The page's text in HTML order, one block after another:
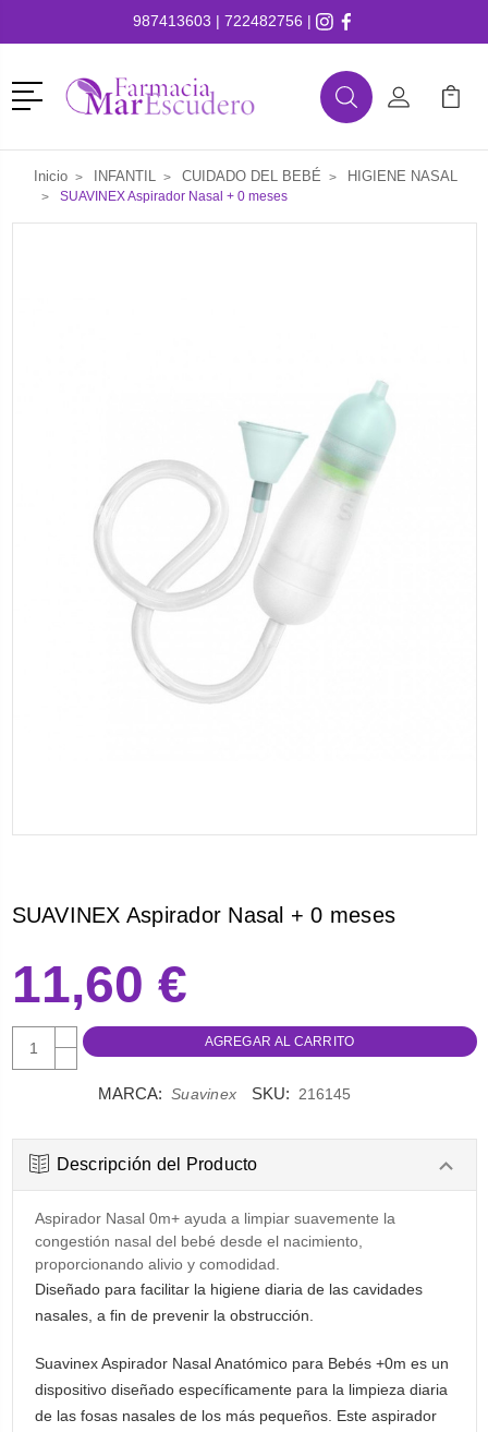
987413603 | 722482756 |
Menú
BuscarMi Cuenta
Mi
Inicio INFANTIL CUIDADO DEL BEBÉ HIGIENE NASAL
SUAVINEX Aspirador Nasal + 0 meses
SUAVINEX Aspirador Nasal + 0 meses
11,60 €
AUMENTAR
CANTIDAD:
DISMINUIR
MARCA: Suavinex SKU: 216145
Descripción del Producto
Aspirador Nasal 0m+ ayuda a limpiar suavemente la
congestión nasal del bebé desde el nacimiento,
proporcionando alivio y comodidad.
Diseñado para facilitar la higiene diaria de las cavidades
nasales, a fin de prevenir la obstrucción.
Suavinex Aspirador Nasal Anatómico para Bebés +0m es un
dispositivo diseñado específicamente para la limpieza diaria
de las fosas nasales de los más pequeños. Este aspirador